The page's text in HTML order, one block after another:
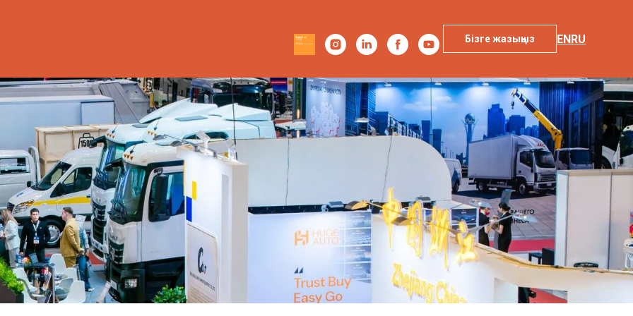
Бізге жазыңыз ENRU